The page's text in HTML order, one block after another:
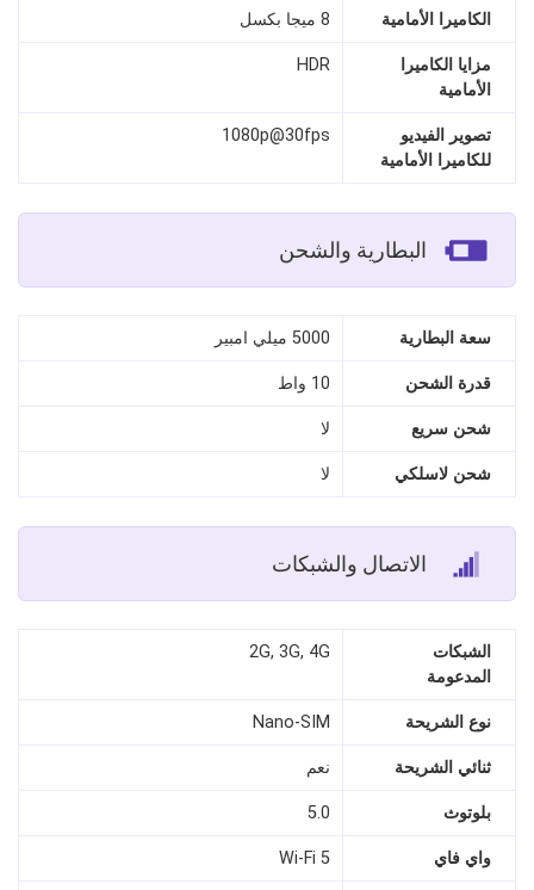
الكاميرا الأمامية 8 ميجا بكسل
مزايا الكاميرا
الأمامية
HDR
تصوير الفيديو
للكاميرا الأمامية
1080p@30fps
البطارية والشحن
سعة البطارية 5000 ميلي امبير
قدرة الشحن 10 واط
شحن سريع لا
شحن لاسلكي لا
الاتصال والشبكات
الشبكات
المدعومة
2G, 3G, 4G
نوع الشريحة Nano‑SIM
ثنائي الشريحة نعم
بلوتوث 5.0
واي فاي Wi‑Fi 5